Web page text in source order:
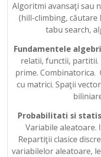
Algoritmi avansaţi sau
(hill-climbing, căutare
tabu search,
Fundamentele
relatii, functii,
prime. Combinatorica.
cu matrici. Spaţii
Probabilitati si
Variabile aleatoare.
Repartiţii clasice
variabilelor aleatoare,